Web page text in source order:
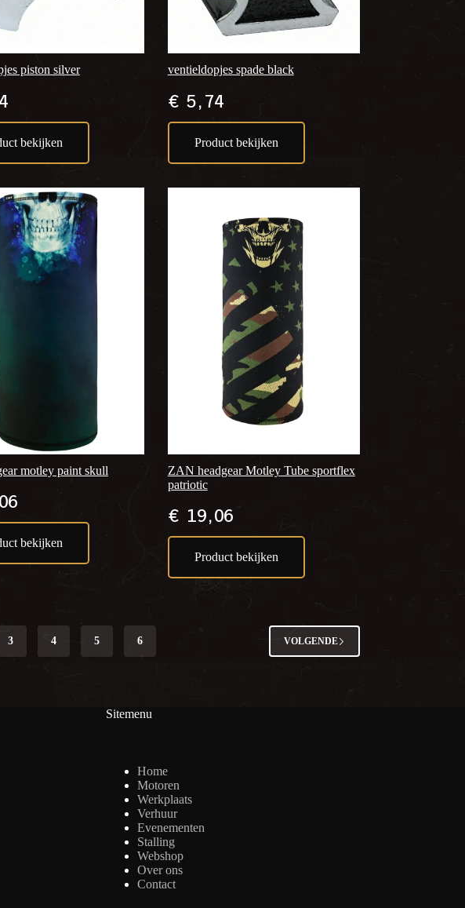
piston silver
bekijken
ventieldopjes spade black
€5,74
Product bekijken
motley paint skull
bekijken
ZAN headgear Motley Tube sportflex
patriotic
€19,06
Product bekijken
3 4 5 6 VOLGENDE
Sitemenu
Home
Motoren
Werkplaats
Verhuur
Evenementen
Stalling
Webshop
Over ons
Contact